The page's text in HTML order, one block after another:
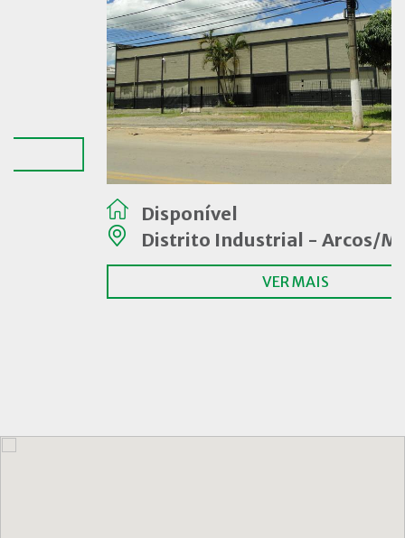
Disponível
Distrito Industrial - Arcos/MG